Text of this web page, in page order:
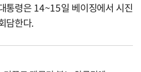
통령은 14~15일 베이징에서 시진
담한다.